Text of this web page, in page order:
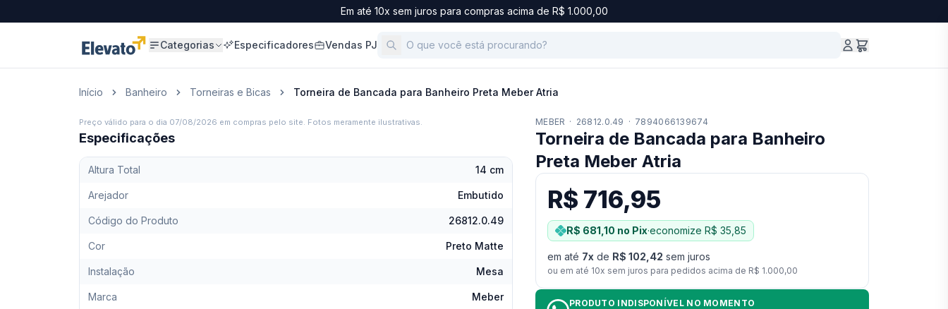
Em até 10x sem juros para compras acima de R$ 1.000,00
Categorias Especificadores Vendas PJ
Início Banheiro Torneiras e Bicas Torneira de Bancada para Banheiro Preta Meber Atria
Preço válido para o dia 07/08/2026 em compras pelo site. Fotos meramente ilustrativas.
Especificações
Altura Total 14 cm
Arejador Embutido
Código do Produto 26812.0.49
Cor Preto Matte
Instalação Mesa
Marca Meber
MEBER · 26812.0.49 · 7894066139674
Torneira de Bancada para Banheiro
Preta Meber Atria
R$ 716,95
R$ 681,10 no Pix·economize R$ 35,85
em até 7x de R$ 102,42 sem juros
ou em até 10x sem juros para pedidos acima de R$ 1.000,00
PRODUTO INDISPONÍVEL NO MOMENTO